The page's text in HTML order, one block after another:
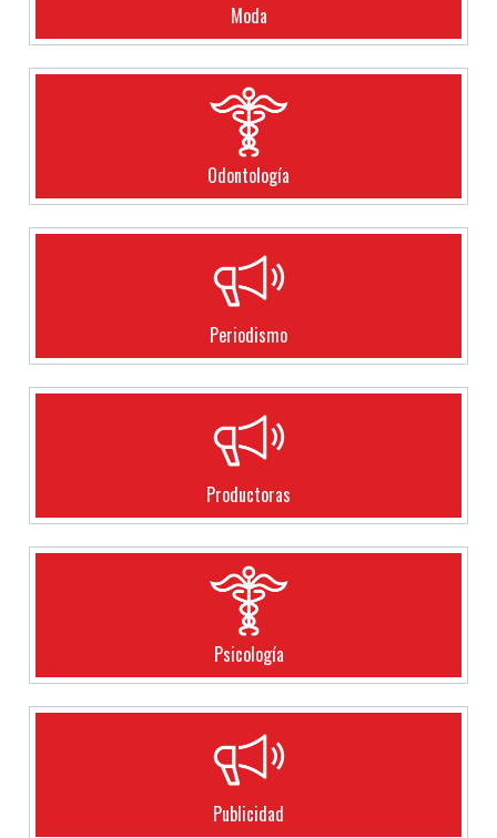
Moda
Odontología
Periodismo
Productoras
Psicología
Publicidad